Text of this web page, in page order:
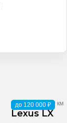
до 120 000 ₽
2012 ·247 250 км
Lexus LX